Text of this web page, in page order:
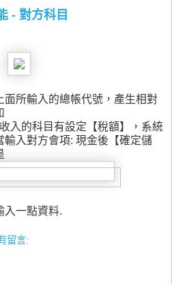
- 對方科目
所輸入的總帳代號，產生相對
入的科目有設定【稅額】，系統
入對方會項: 現金後【確定儲
入一點資料.
留言: